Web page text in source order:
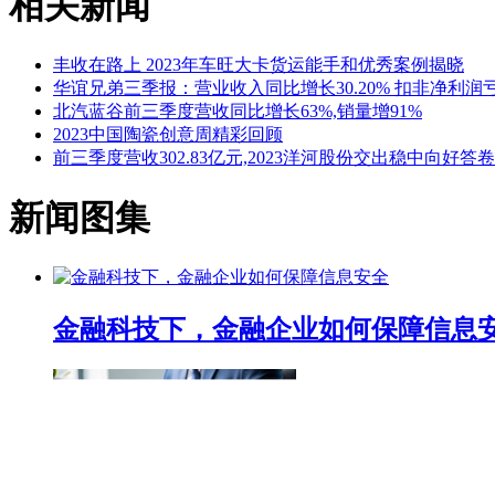
丰收在路上 2023年车旺大卡货运能手和优秀案例揭晓
华谊兄弟三季报：营业收入同比增长30.20% 扣非净利润
北汽蓝谷前三季度营收同比增长63%,销量增91%
2023中国陶瓷创意周精彩回顾
前三季度营收302.83亿元,2023洋河股份交出稳中向好答卷
新闻图集
金融科技下，金融企业如何保障信息